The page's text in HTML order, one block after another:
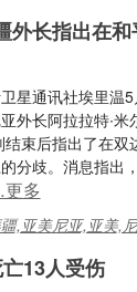
外长指出在
星通讯社埃里温
外长阿拉拉特∙
束后指出了在
分歧。消息指出
多
,亚美尼亚,亚美,
13人受伤